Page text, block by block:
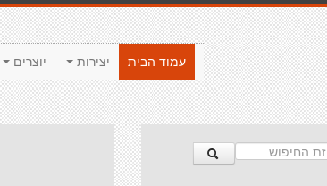
יוצרים יצירות
עמוד הבית